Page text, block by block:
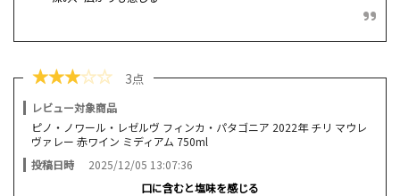
★★★☆☆ 3点
レビュー対象商品
ピノ・ノワール・レゼルヴ フィンカ・パタゴニア 2022年 チリ マウレ
ヴァレー 赤ワイン ミディアム 750ml
投稿日時
2025/12/05 13:07:36
口に含むと塩味を感じる